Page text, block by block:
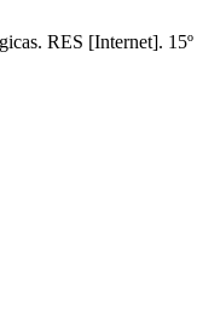
RES [Internet].